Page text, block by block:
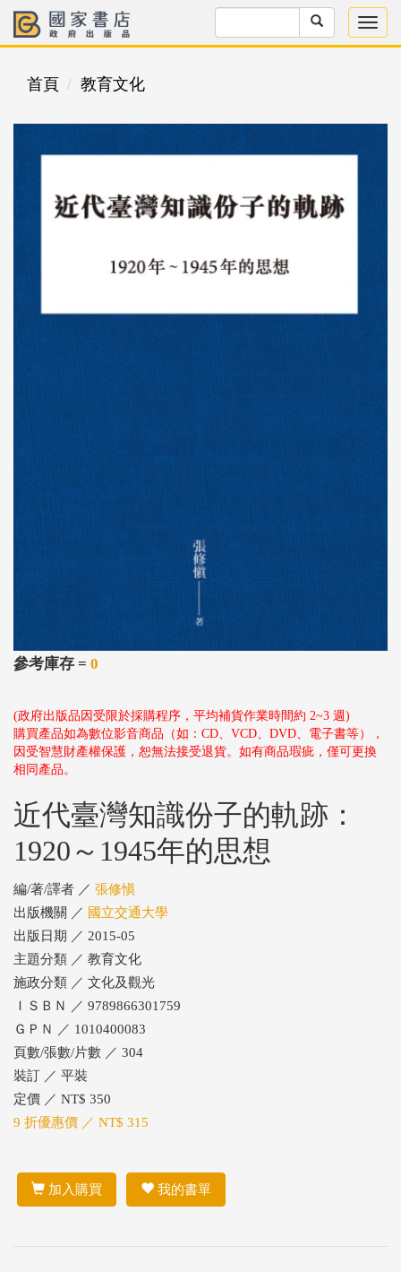
首頁 教育文化
參考庫存 = 0
(政府出版品因受限於採購程序，平均補貨作業時間約 2~3 週)
購買產品如為數位影音商品（如：CD、VCD、DVD、電子書等），
因受智慧財產權保護，恕無法接受退貨。如有商品瑕疵，僅可更換
相同產品。
近代臺灣知識份子的軌跡：
1920～1945年的思想
編/著/譯者 ／ 張修愼
出版機關 ／ 國立交通大學
出版日期 ／ 2015-05
主題分類 ／ 教育文化
施政分類 ／ 文化及觀光
ＩＳＢＮ ／ 9789866301759
ＧＰＮ ／ 1010400083
頁數/張數/片數 ／ 304
裝訂 ／ 平裝
定價 ／ NT$ 350
9 折優惠價 ／ NT$ 315
加入購買 我的書單